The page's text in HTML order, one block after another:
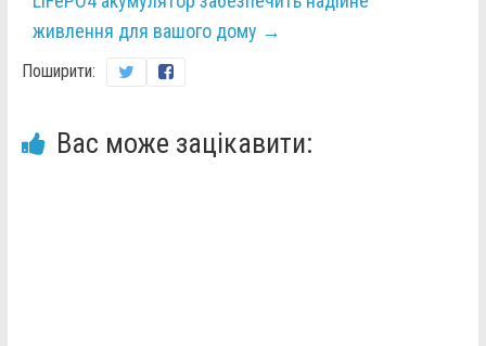
живлення для вашого дому →
Поширити:
Вас може зацікавити: